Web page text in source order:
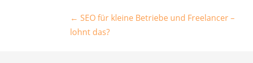
Beitragsnavigation
← SEO für kleine Betriebe und Freelancer –
lohnt das?